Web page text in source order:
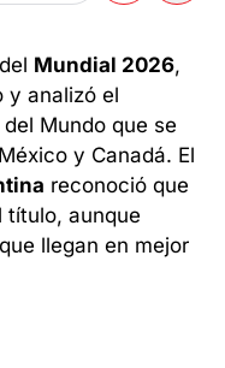
Mundial 2026,
y analizó el
Mundo que se
y Canadá. El
reconoció que
título, aunque
llegan en mejor